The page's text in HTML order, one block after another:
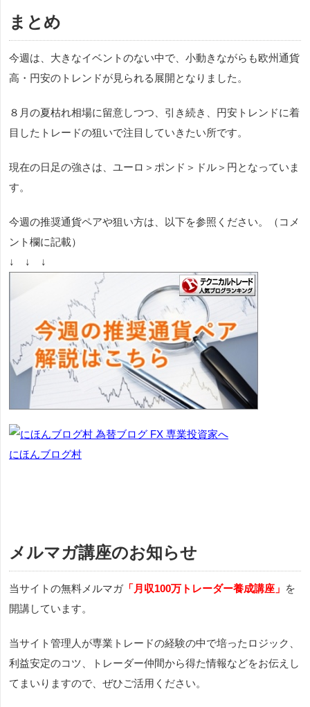
まとめ
今週は、大きなイベントのない中で、小動きながらも欧州通貨
高・円安のトレンドが見られる展開となりました。
８月の夏枯れ相場に留意しつつ、引き続き、円安トレンドに着
目したトレードの狙いで注目していきたい所です。
現在の日足の強さは、ユーロ＞ポンド＞ドル＞円となっていま
す。
今週の推奨通貨ペアや狙い方は、以下を参照ください。（コメ
ント欄に記載）
↓ ↓ ↓
にほんブログ村
メルマガ講座のお知らせ
当サイトの無料メルマガ 「月収100万トレーダー養成講座」 を
開講しています。
当サイト管理人が専業トレードの経験の中で培ったロジック、
利益安定のコツ、トレーダー仲間から得た情報などをお伝えし
てまいりますので、ぜひご活用ください。